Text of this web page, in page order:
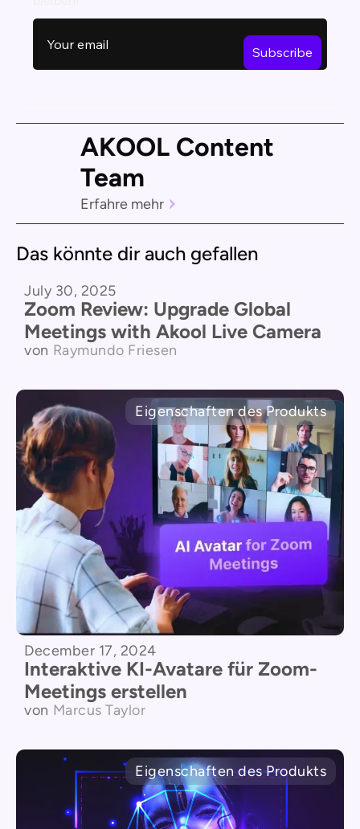
AKOOL Content
Team
Erfahre mehr
Das könnte dir auch gefallen
July 30, 2025
Zoom Review: Upgrade Global
Meetings with Akool Live Camera
von Raymundo Friesen
Eigenschaften des Produkts
December 17, 2024
Interaktive KI-Avatare für Zoom-
Meetings erstellen
von Marcus Taylor
Eigenschaften des Produkts